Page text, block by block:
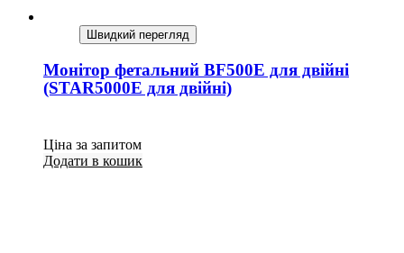
Швидкий перегляд
Монітор фетальний BF500Е для двійні
(STAR5000E для двійні)
Ціна за запитом
Додати в кошик